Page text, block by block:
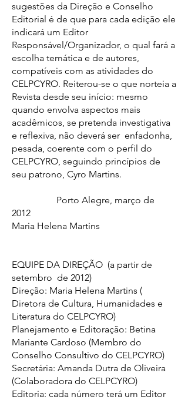
sugestões da Direção e Conselho
Editorial é de que para cada edição ele
indicará um Editor
Responsável/Organizador, o qual fará a
escolha temática e de autores,
compatíveis com as atividades do
CELPCYRO. Reiterou-se o que norteia a
Revista desde seu início: mesmo
quando envolva aspectos mais
acadêmicos, se pretenda investigativa
e reflexiva, não deverá ser enfadonha,
pesada, coerente com o perfil do
CELPCYRO, seguindo princípios de
seu patrono, Cyro Martins.
Porto Alegre, março de
2012
Maria Helena Martins
EQUIPE DA DIREÇÃO (a partir de
setembro de 2012)
Direção: Maria Helena Martins (
Diretora de Cultura, Humanidades e
Literatura do CELPCYRO)
Planejamento e Editoração: Betina
Mariante Cardoso (Membro do
Conselho Consultivo do CELPCYRO)
Secretária: Amanda Dutra de Oliveira
(Colaboradora do CELPCYRO)
Editoria: cada número terá um Editor